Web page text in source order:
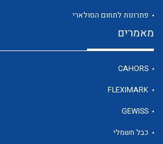
פתרונות לתחום הסולארי
מאמרים
CAHORS
FLEXIMARK
GEWISS
כבל חשמלי